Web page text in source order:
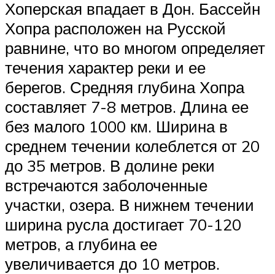
Хоперская впадает в Дон. Бассейн
Хопра расположен на Русской
равнине, что во многом определяет
течения характер реки и ее
берегов. Средняя глубина Хопра
составляет 7-8 метров. Длина ее
без малого 1000 км. Ширина в
среднем течении колеблется от 20
до 35 метров. В долине реки
встречаются заболоченные
участки, озера. В нижнем течении
ширина русла достигает 70-120
метров, а глубина ее
увеличивается до 10 метров.